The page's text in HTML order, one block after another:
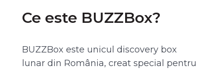
Ce este BUZZBox?
BUZZBox este unicul discovery box
lunar din România, creat special pentru